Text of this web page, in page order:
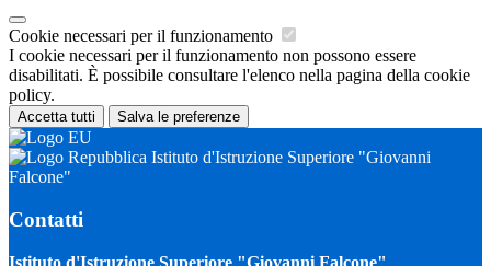
Cookie necessari per il funzionamento
I cookie necessari per il funzionamento non possono essere
disabilitati. È possibile consultare l'elenco nella pagina della cookie
policy.
Accetta tutti Salva le preferenze
Istituto d'Istruzione Superiore "Giovanni
Falcone"
Contatti
Istituto d'Istruzione Superiore "Giovanni Falcone"